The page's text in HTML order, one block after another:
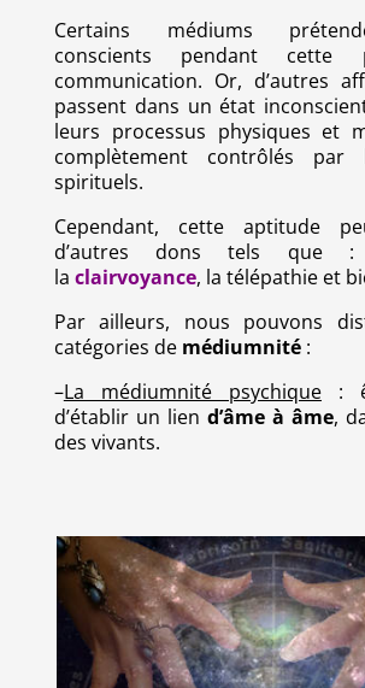
Certains médiums
conscients pendant cette
communication. Or, d’autres
passent dans un état
leurs processus physiques et
complètement contrôlés par
spirituels.
Cependant, cette aptitude
d’autres dons tels que :
la clairvoyance, la télépathie et
Par ailleurs, nous pouvons
catégories de médiumnité:
–La médiumnité psychique:
d’établir un lien d’âme à âme,
des vivants.